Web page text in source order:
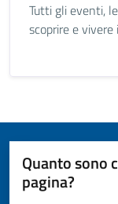
Tutti gli eventi,
scoprire e
Quanto sono
pagina?